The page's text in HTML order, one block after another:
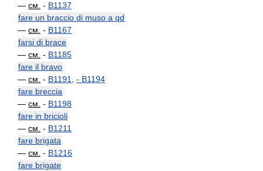
— см. - B1137
fare un braccio di muso a qd
— см. - B1167
farsi di brace
— см. - B1185
fare il bravo
— см. - B1191 - B1194
fare breccia
— см. - B1198
fare in bricioli
— см. - B1211
fare brigata
— см. - B1216
fare brigate